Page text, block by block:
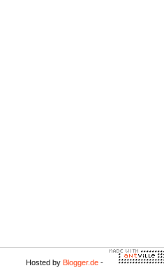
Hosted by Blogger.de -